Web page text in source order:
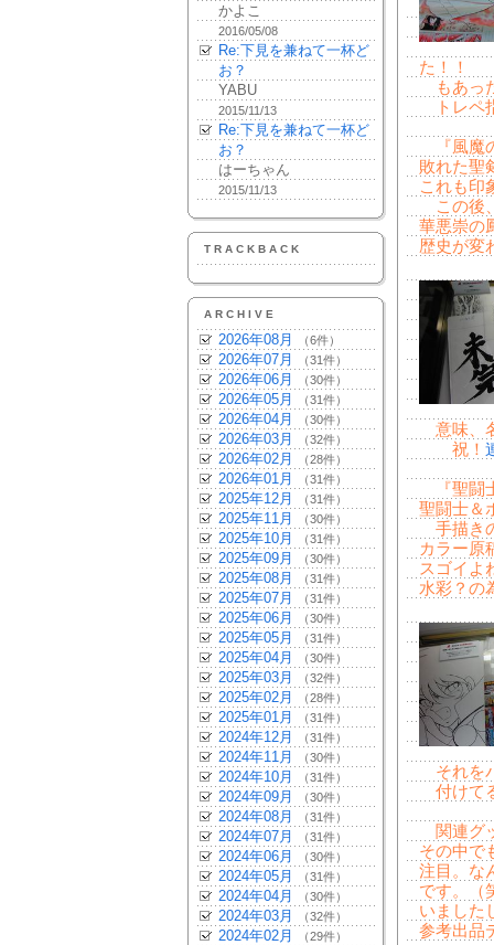
かよこ
2016/05/08
Re:下見を兼ねて一杯ど
お？
YABU
2015/11/13
Re:下見を兼ねて一杯ど
お？
はーちゃん
2015/11/13
TRACKBACK
ARCHIVE
2026年08月 （6件）
2026年07月 （31件）
2026年06月 （30件）
2026年05月 （31件）
2026年04月 （30件）
2026年03月 （32件）
2026年02月 （28件）
2026年01月 （31件）
2025年12月 （31件）
2025年11月 （30件）
2025年10月 （31件）
2025年09月 （30件）
2025年08月 （31件）
2025年07月 （31件）
2025年06月 （30件）
2025年05月 （31件）
2025年04月 （30件）
2025年03月 （32件）
2025年02月 （28件）
2025年01月 （31件）
2024年12月 （31件）
2024年11月 （30件）
2024年10月 （31件）
2024年09月 （30件）
2024年08月 （31件）
2024年07月 （31件）
2024年06月 （30件）
2024年05月 （31件）
2024年04月 （30件）
2024年03月 （32件）
2024年02月 （29件）
た！！
もあっ
トレペ
『風魔
敗れた聖
これも印
この後
華悪崇の
歴史が変
意味、
祝！
『聖闘
聖闘士＆
手描き
カラー原
スゴイよ
水彩？の
それを
付けて
関連グ
その中で
注目。な
です。（
いました
参考出品